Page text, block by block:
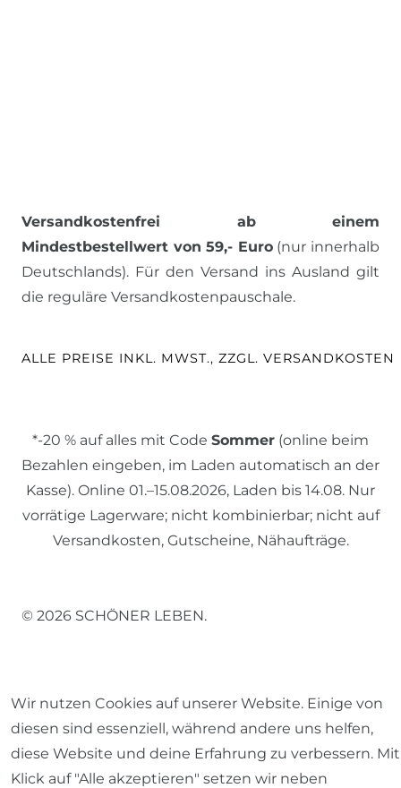
Versandkostenfrei ab einem
Mindestbestellwert von 59,- Euro(nur innerhalb
Deutschlands). Für den Versand ins Ausland gilt
die reguläre Versandkostenpauschale.
ALLE PREISE INKL. MWST., ZZGL. VERSANDKOSTEN
*-20 % auf alles mit Code Sommer (online beim
Bezahlen eingeben, im Laden automatisch an der
Kasse). Online 01.–15.08.2026, Laden bis 14.08. Nur
vorrätige Lagerware; nicht kombinierbar; nicht auf
Versandkosten, Gutscheine, Nähaufträge.
© 2026 SCHÖNER LEBEN.
Daten­schutz­erklärung
Wir nutzen Cookies auf unserer Website. Einige von
diesen sind essenziell, während andere uns helfen,
diese Website und deine Erfahrung zu verbessern. Mit
Klick auf "Alle akzeptieren" setzen wir neben